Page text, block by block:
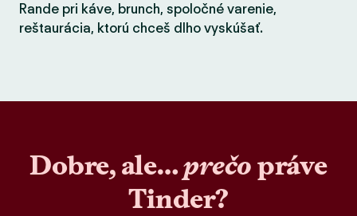
Rande pri káve, brunch, spoločné varenie,
reštaurácia, ktorú chceš dlho vyskúšať.
Dobre, ale…prečopráve
Tinder?